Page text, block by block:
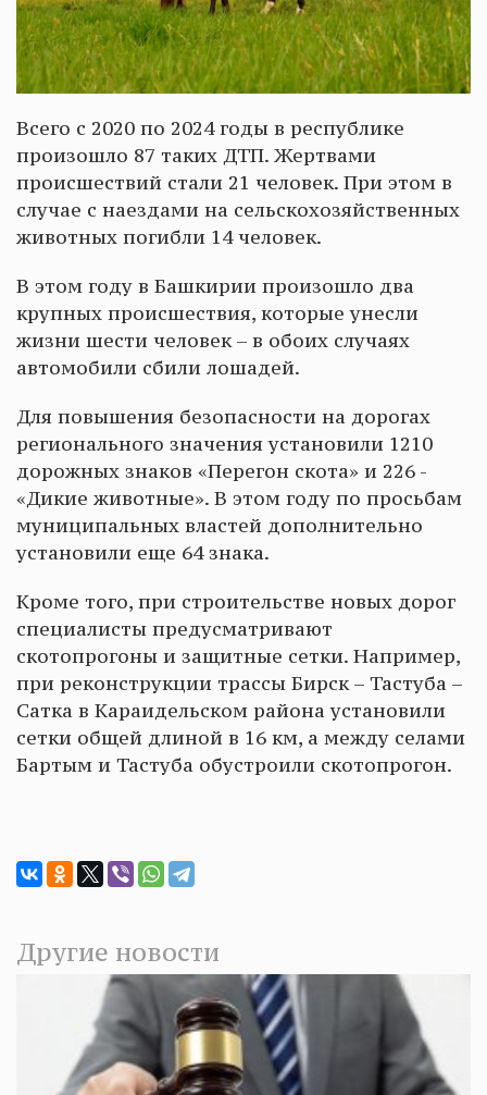
Всего с 2020 по 2024 годы в республике
произошло 87 таких ДТП. Жертвами
происшествий стали 21 человек. При этом в
случае с наездами на сельскохозяйственных
животных погибли 14 человек.
В этом году в Башкирии произошло два
крупных происшествия, которые унесли
жизни шести человек – в обоих случаях
автомобили сбили лошадей.
Для повышения безопасности на дорогах
регионального значения установили 1210
дорожных знаков «Перегон скота» и 226 -
«Дикие животные». В этом году по просьбам
муниципальных властей дополнительно
установили еще 64 знака.
Кроме того, при строительстве новых дорог
специалисты предусматривают
скотопрогоны и защитные сетки. Например,
при реконструкции трассы Бирск – Тастуба –
Сатка в Караидельском района установили
сетки общей длиной в 16 км, а между селами
Бартым и Тастуба обустроили скотопрогон.
Другие новости